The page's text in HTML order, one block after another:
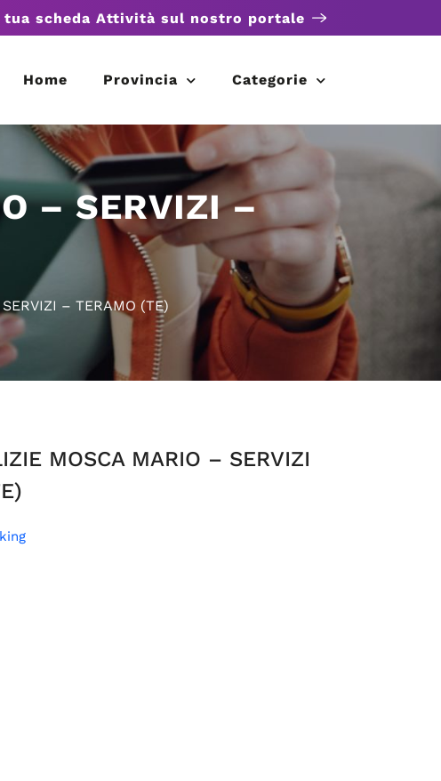
tua scheda Attività sul nostro portale
Home Provincia Categorie
– SERVIZI –
– TERAMO (TE)
MOSCA MARIO – SERVIZI